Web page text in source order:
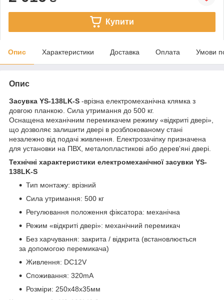
Купити
Опис Характеристики Доставка Оплата Умови
Опис
Засувка YS-138LK-S -врізна електромеханічна клямка з
довгою планкою. Сила утримання до 500 кг.
Оснащена механічним перемикачем режиму «відкриті двері»,
що дозволяє залишити двері в розблокованому стані
незалежно від подачі живлення. Електрозачіпку призначена
для установки на ПВХ, металопластикові або дерев'яні двері.
Технічні характеристики електромеханічної засувки YS-
138LK-S
Тип монтажу: врізний
Сила утримання: 500 кг
Регулювання положення фіксатора: механічна
Режим «відкриті двері»: механічний перемикач
Без харчування: закрита / відкрита (встановлюється
за допомогою перемикача)
Живлення: DC12V
Споживання: 320mA
Розміри: 250х48х35мм